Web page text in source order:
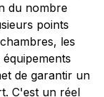
du nombre
points
les
de garantir un
C'est un réel